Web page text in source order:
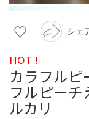
シェ
HOT !
カラフルピ
フルピーチ
ルカリ